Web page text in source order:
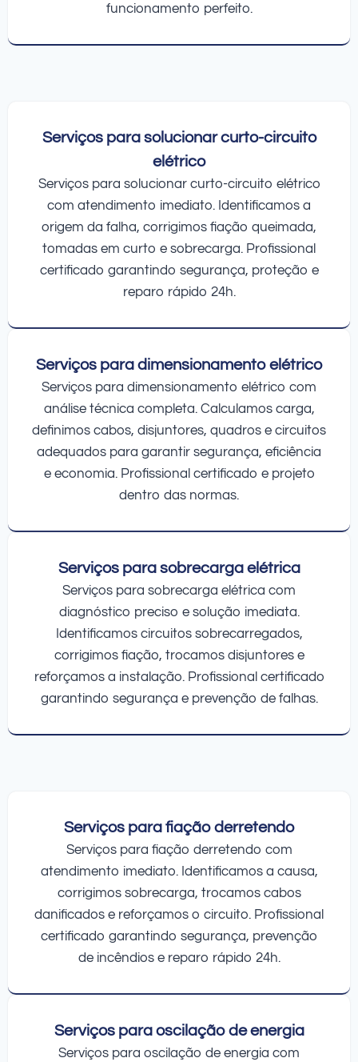
funcionamento perfeito.
Serviços para solucionar curto-circuito
elétrico
Serviços para solucionar curto-circuito elétrico
com atendimento imediato. Identificamos a
origem da falha, corrigimos fiação queimada,
tomadas em curto e sobrecarga. Profissional
certificado garantindo segurança, proteção e
reparo rápido 24h.
Serviços para dimensionamento elétrico
Serviços para dimensionamento elétrico com
análise técnica completa. Calculamos carga,
definimos cabos, disjuntores, quadros e circuitos
adequados para garantir segurança, eficiência
e economia. Profissional certificado e projeto
dentro das normas.
Serviços para sobrecarga elétrica
Serviços para sobrecarga elétrica com
diagnóstico preciso e solução imediata.
Identificamos circuitos sobrecarregados,
corrigimos fiação, trocamos disjuntores e
reforçamos a instalação. Profissional certificado
garantindo segurança e prevenção de falhas.
Serviços para fiação derretendo
Serviços para fiação derretendo com
atendimento imediato. Identificamos a causa,
corrigimos sobrecarga, trocamos cabos
danificados e reforçamos o circuito. Profissional
certificado garantindo segurança, prevenção
de incêndios e reparo rápido 24h.
Serviços para oscilação de energia
Serviços para oscilação de energia com